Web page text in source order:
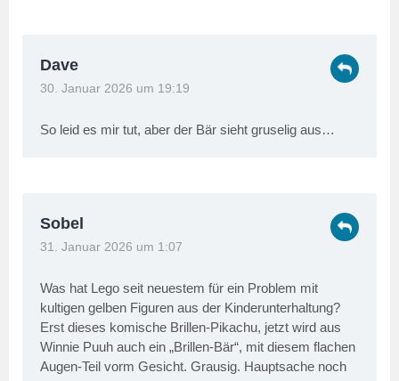
Dave
30. Januar 2026 um 19:19
So leid es mir tut, aber der Bär sieht gruselig aus…
Sobel
31. Januar 2026 um 1:07
Was hat Lego seit neuestem für ein Problem mit
kultigen gelben Figuren aus der Kinderunterhaltung?
Erst dieses komische Brillen-Pikachu, jetzt wird aus
Winnie Puuh auch ein „Brillen-Bär“, mit diesem flachen
Augen-Teil vorm Gesicht. Grausig. Hauptsache noch